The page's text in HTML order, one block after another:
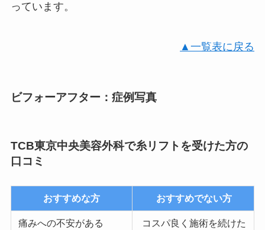
っています。
▲一覧表に戻る
ビフォーアフター：症例写真
TCB東京中央美容外科で糸リフトを受けた方の
口コミ
おすすめな方 おすすめでない方
痛みへの不安がある
コスパ良く施術を続けた